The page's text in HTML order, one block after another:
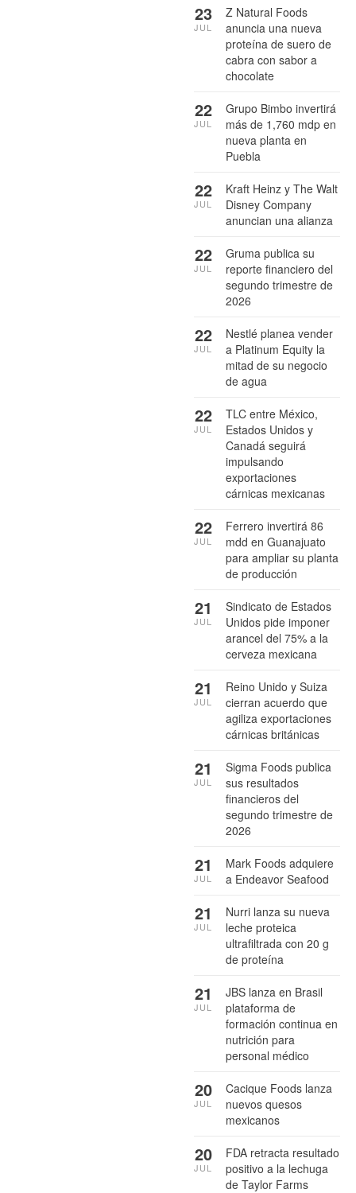
Z Natural Foods
anuncia una nueva
proteína de suero de
cabra con sabor a
chocolate
23
JUL
Grupo Bimbo invertirá
más de 1,760 mdp en
nueva planta en
Puebla
22
JUL
Kraft Heinz y The Walt
Disney Company
anuncian una alianza
22
JUL
Gruma publica su
reporte financiero del
segundo trimestre de
2026
22
JUL
Nestlé planea vender
a Platinum Equity la
mitad de su negocio
de agua
22
JUL
TLC entre México,
Estados Unidos y
Canadá seguirá
impulsando
exportaciones
cárnicas mexicanas
22
JUL
Ferrero invertirá 86
mdd en Guanajuato
para ampliar su planta
de producción
22
JUL
Sindicato de Estados
Unidos pide imponer
arancel del 75% a la
cerveza mexicana
21
JUL
Reino Unido y Suiza
cierran acuerdo que
agiliza exportaciones
cárnicas británicas
21
JUL
Sigma Foods publica
sus resultados
financieros del
segundo trimestre de
2026
21
JUL
Mark Foods adquiere
a Endeavor Seafood
21
JUL
Nurri lanza su nueva
leche proteica
ultrafiltrada con 20 g
de proteína
21
JUL
JBS lanza en Brasil
plataforma de
formación continua en
nutrición para
personal médico
21
JUL
Cacique Foods lanza
nuevos quesos
mexicanos
20
JUL
FDA retracta resultado
positivo a la lechuga
de Taylor Farms
20
JUL